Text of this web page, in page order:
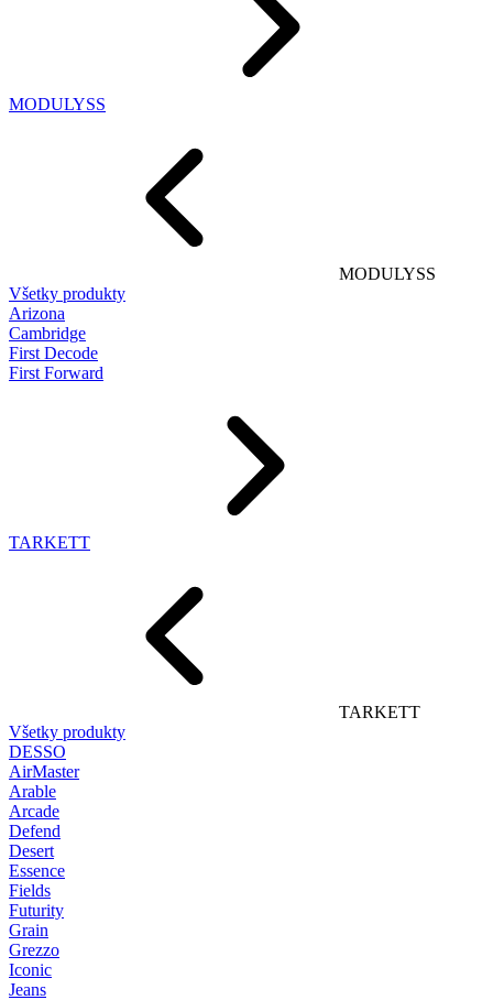
MODULYSS
MODULYSS
Všetky produkty
Arizona
Cambridge
First Decode
First Forward
TARKETT
TARKETT
Všetky produkty
DESSO
AirMaster
Arable
Arcade
Defend
Desert
Essence
Fields
Futurity
Grain
Grezzo
Iconic
Jeans